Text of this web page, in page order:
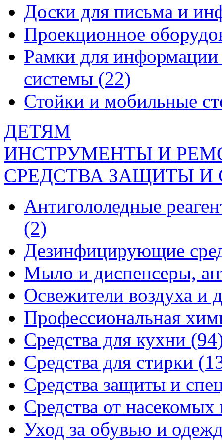
Доски для письма и
Проекционное
Рамки для
системы (22)
Стойки и мобильные
ДЕТЯМ
ИНСТРУМЕНТЫ И
СРЕДСТВА ЗАЩИТЫ
Антигололедные
(2)
Дезинфицирующие
Мыло и диспенсеры,
Освежители воздуха и
Профессиональная
Средства для кухни
Средства для стирки
Средства защиты и
Средства от
Уход за обувью и